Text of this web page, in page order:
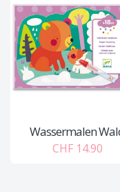
Wassermalen
CHF 14.90